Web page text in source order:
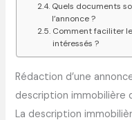
Quels documents
l’annonce ?
Comment faciliter
intéressés ?
Rédaction d’une
description immobilière
La description